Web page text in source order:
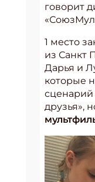
говорит
1 место
из Санкт
Дарья и
которые
сценарий
друзья»,